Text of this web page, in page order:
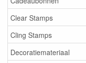
Clear Stamps
Cling Stamps
Decoratiemateriaal